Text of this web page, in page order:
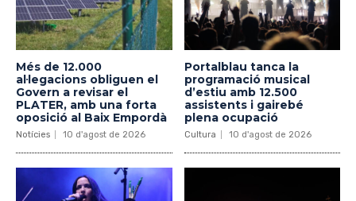
Més de 12.000
al·legacions obliguen el
Govern a revisar el
PLATER, amb una forta
oposició al Baix Empordà
Notícies 10 d'agost de 2026
Portalblau tanca la
programació musical
d’estiu amb 12.500
assistents i gairebé
plena ocupació
Cultura 10 d'agost de 2026